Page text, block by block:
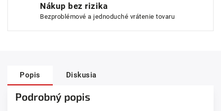
Nákup bez rizika
Bezproblémové a jednoduché vrátenie tovaru
Popis Diskusia
Podrobný popis